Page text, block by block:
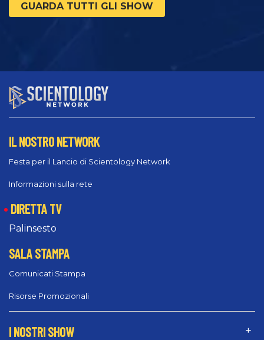
GUARDA TUTTI GLI SHOW
IL NOSTRO NETWORK
Festa per il Lancio di Scientology Network
Informazioni sulla rete
DIRETTA TV
Palinsesto
SALA STAMPA
Comunicati Stampa
Risorse Promozionali
I NOSTRI SHOW